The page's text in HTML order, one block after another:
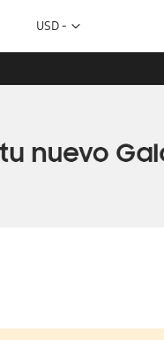
Moneda
USD -